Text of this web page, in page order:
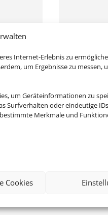
Internet-Erlebnis zu
um Ergebnisse zu messen,
um Geräteinformationen zu
Surfverhalten oder eindeutige
Merkmale und
Cookies